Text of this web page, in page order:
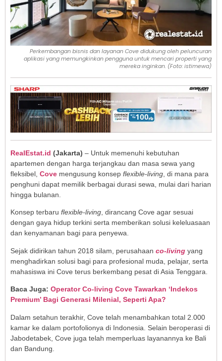
Perkembangan bisnis dan layanan Cove didukung oleh peluncuran
aplikasi yang memungkinkan pengguna untuk mencari properti yang
mereka inginkan. (Foto: istimewa)
RealEstat.id (Jakarta) – Untuk memenuhi kebutuhan
apartemen dengan harga terjangkau dan masa sewa yang
fleksibel, Cove mengusung konsep flexible-living , di mana para
penghuni dapat memilik berbagai durasi sewa, mulai dari harian
hingga bulanan.
Konsep terbaru flexible-living, dirancang Cove agar sesuai
dengan gaya hidup terkini serta memberikan solusi keleluasaan
dan kenyamanan bagi para penyewa.
Sejak didirikan tahun 2018 silam, perusahaan co-living yang
menghadirkan solusi bagi para profesional muda, pelajar, serta
mahasiswa ini Cove terus berkembang pesat di Asia Tenggara.
Baca Juga: Operator Co-living Cove Tawarkan ‘Indekos
Premium’ Bagi Generasi Milenial, Seperti Apa?
Dalam setahun terakhir, Cove telah menambahkan total 2.000
kamar ke dalam portofolionya di Indonesia. Selain beroperasi di
Jabodetabek, Cove juga telah memperluas layanannya ke Bali
dan Bandung.